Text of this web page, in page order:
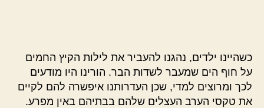
כשהיינו ילדים, נהגנו להעביר את לילות הקיץ החמים
על חוף הים שמעבר לשדות הבר. הורינו היו מודעים
לכך ומרוצים למדי, שכן העדרותנו איפשרה להם לקיים
את טקסי הערב העצלים שלהם בבתיהם באין מפרע.